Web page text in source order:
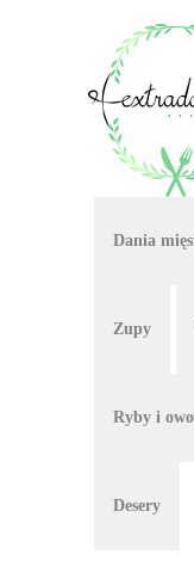
Dania
Zupy
Ryby i
Desery